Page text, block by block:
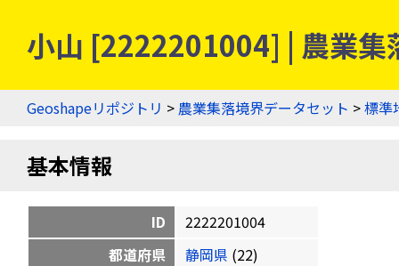
小山 [2222201004] | 農業集
Geoshapeリポジトリ > 農業集落境界データセット >標準
基本情報
ID
2222201004
都道府県
静岡県 (22)